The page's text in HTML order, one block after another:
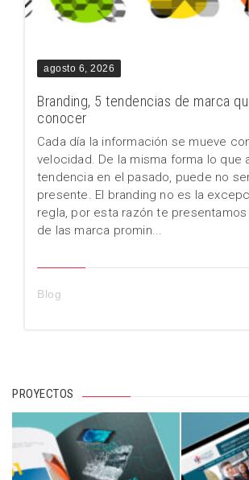
agosto 6, 2026
Branding, 5 tendencias de marca
conocer
Cada día la información se mueve
velocidad. De la misma forma lo que
tendencia en el pasado, puede no
presente. El branding no es la
regla, por esta razón te
de las marca promin...
Blog
PROYECTOS